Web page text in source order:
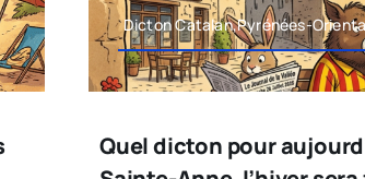
Dicton Catalan,Pyrénées-
Quel dicton pour